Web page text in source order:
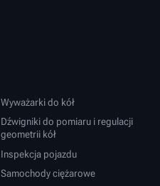
Wyważarki do kół
Dźwigniki do pomiaru i regulacji
geometrii kół
Inspekcja pojazdu
Samochody ciężarowe